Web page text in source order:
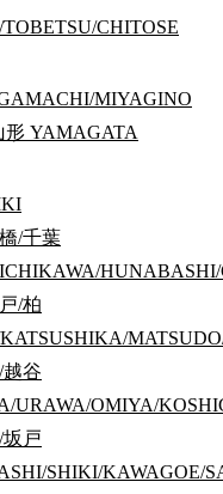
CHITOSE
MIYAGINO
形 YAMAGATA
/千葉
/柏
谷
URAWA/OMIYA/
戸
SHIKI/KAWAGOE/
)・JR무사시노선 「니시